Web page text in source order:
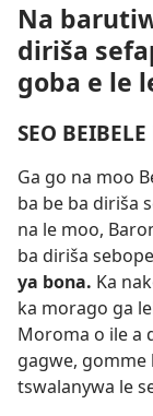
Na
diriša
goba e le
SEO
Ga go na moo
ba be ba diriša
na le moo,
ba diriša
ya bona. Ka
ka morago ga
Moroma o ile a
gagwe, gomme
tswalanywa le